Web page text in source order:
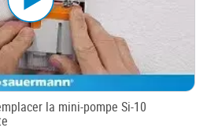
la mini-pompe Si-10